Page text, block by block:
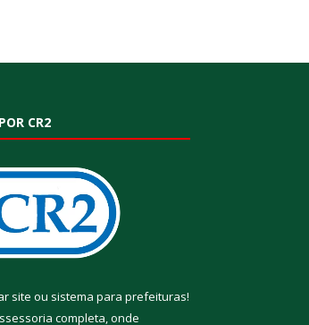
CR2
site ou sistema para prefeituras!
completa, onde